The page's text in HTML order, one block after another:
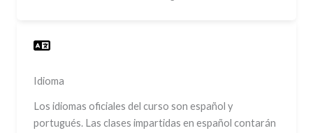
Idioma
Los idiomas oficiales del curso son español y
portugués. Las clases impartidas en español contarán